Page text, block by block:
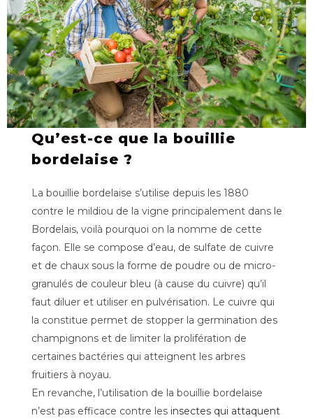
Qu’est-ce que la bouillie
bordelaise ?
La bouillie bordelaise s’utilise depuis les 1880
contre le mildiou de la vigne principalement dans le
Bordelais, voilà pourquoi on la nomme de cette
façon. Elle se compose d’eau, de sulfate de cuivre
et de chaux sous la forme de poudre ou de micro-
granulés de couleur bleu (à cause du cuivre) qu’il
faut diluer et utiliser en pulvérisation. Le cuivre qui
la constitue permet de stopper la germination des
champignons et de limiter la prolifération de
certaines bactéries qui atteignent les arbres
fruitiers à noyau.
En revanche, l’utilisation de la bouillie bordelaise
n’est pas efficace contre les insectes qui attaquent